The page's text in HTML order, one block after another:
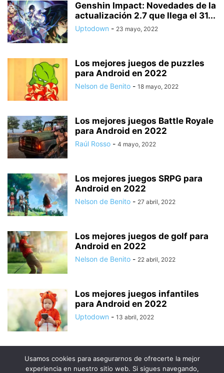
Genshin Impact: Novedades de la
actualización 2.7 que llega el 31...
Uptodown - 23 mayo, 2022
Los mejores juegos de puzzles
para Android en 2022
Nelson de Benito - 18 mayo, 2022
Los mejores juegos Battle Royale
para Android en 2022
Raúl Rosso - 4 mayo, 2022
Los mejores juegos SRPG para
Android en 2022
Nelson de Benito - 27 abril, 2022
Los mejores juegos de golf para
Android en 2022
Nelson de Benito - 22 abril, 2022
Los mejores juegos infantiles
para Android en 2022
Uptodown - 13 abril, 2022
Usamos cookies para asegurarnos de ofrecerte la mejor
experiencia en nuestro sitio web. Si sigues navegando,